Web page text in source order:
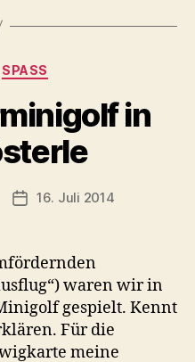
Kategorien
SPASS
in
Veröffentlichungsdatum
16. Juli 2014
waren wir in
gespielt. Kennt
Für die
meine